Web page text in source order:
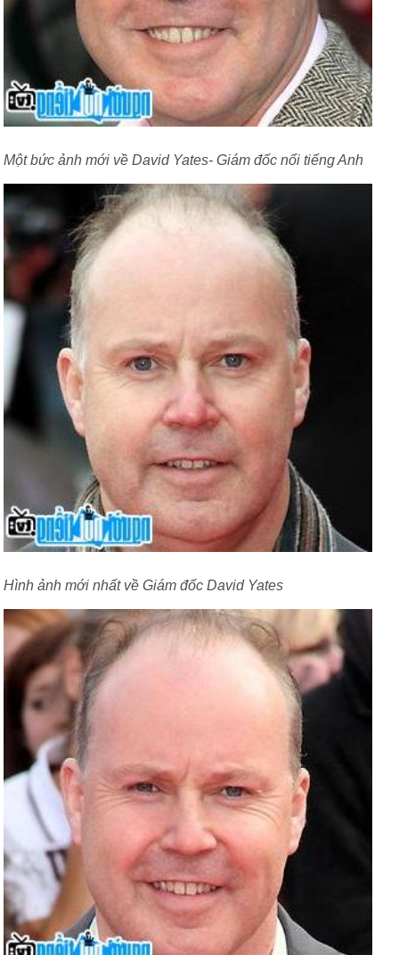
Một bức ảnh mới về David Yates- Giám đốc nổi tiếng Anh
Hình ảnh mới nhất về Giám đốc David Yates